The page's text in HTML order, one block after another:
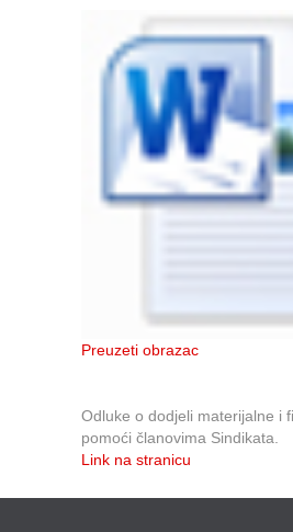
Preuzeti obrazac
Odluke o dodjeli materijalne i
pomoći članovima Sindikata.
Link na stranicu